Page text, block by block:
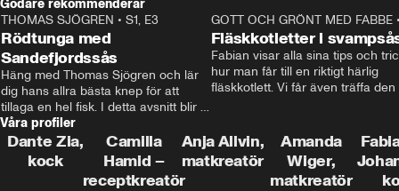
Godare rekommenderar
THOMAS SJÖGREN • S1, E3
Rödtunga med
Sandefjordssås
Häng med Thomas Sjögren och lär
dig hans allra bästa knep för att
tillaga en hel fisk. I detta avsnitt blir
de helstekt rödtunga med
sandefjordssås och en magisk sallad
på pepparrot och äpple.
GOTT OCH GRÖNT MED FABBE
Fläskkotletter i
Fabian visar alla sina tips och
hur man får till en riktigt härlig
fläskkotlett. Vi får även träffa den
grisbonde på Gotland.
Våra profiler
Dante Zia,
kock
Camilla
Hamid –
receptkreatör
Anja Allvin,
matkreatör
Amanda
Wiger,
matkreatör